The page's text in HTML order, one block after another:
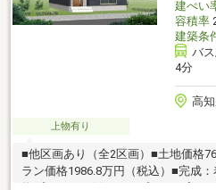
建ぺい
容積率
建築条
バ
4分
高
上物有り
■他区画あり（全2区画）■土地価格
ラン価格1986.8万円（税込）■完成